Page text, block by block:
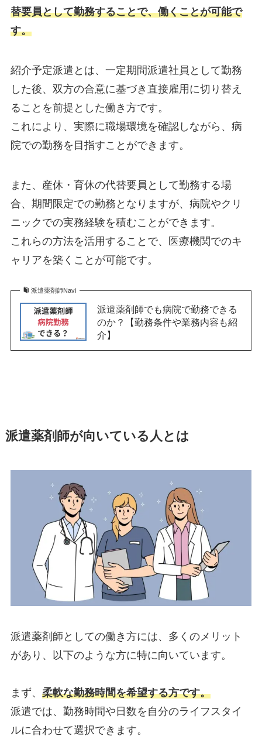
替要員として勤務することで、働くことが可能で
す。
紹介予定派遣とは、一定期間派遣社員として勤務
した後、双方の合意に基づき直接雇用に切り替え
ることを前提とした働き方です。
これにより、実際に職場環境を確認しながら、病
院での勤務を目指すことができます。
また、産休・育休の代替要員として勤務する場
合、期間限定での勤務となりますが、病院やクリ
ニックでの実務経験を積むことができます。
これらの方法を活用することで、医療機関でのキ
ャリアを築くことが可能です。
派遣薬剤師Navi
派遣薬剤師でも病院で勤務できる
のか？【勤務条件や業務内容も紹
介】
派遣薬剤師が向いている人とは
派遣薬剤師としての働き方には、多くのメリット
があり、以下のような方に特に向いています。
まず、 柔軟な勤務時間を希望する方です。
派遣では、勤務時間や日数を自分のライフスタイ
ルに合わせて選択できます。